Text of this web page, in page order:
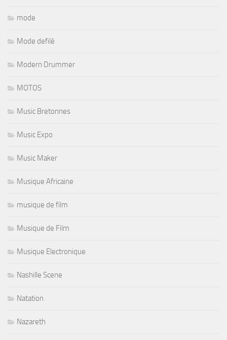
mode
Mode defilé
Modern Drummer
MOTOS
Music Bretonnes
Music Expo
Music Maker
Musique Africaine
musique de film
Musique de Film
Musique Electronique
Nashille Scene
Natation
Nazareth